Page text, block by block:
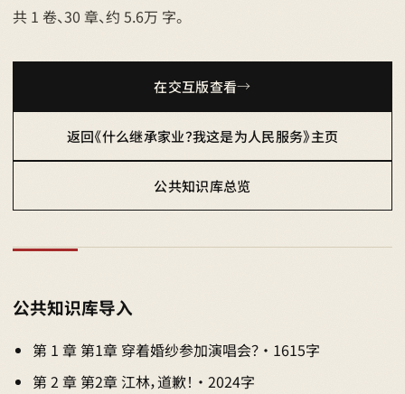
共 1 卷、30 章、约 5.6万 字。
在交互版查看
返回《什么继承家业？我这是为人民服务》主页
公共知识库总览
公共知识库导入
第 1 章 第1章 穿着婚纱参加演唱会？ · 1615字
第 2 章 第2章 江林，道歉！ · 2024字